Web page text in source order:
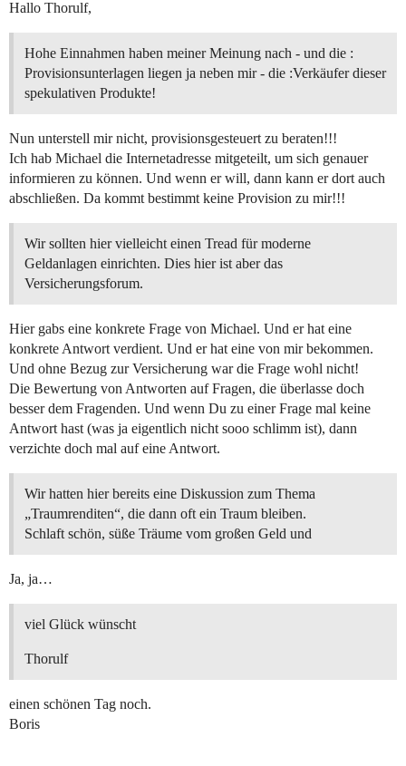
Hallo Thorulf,
Hohe Einnahmen haben meiner Meinung nach - und die :
Provisionsunterlagen liegen ja neben mir - die :Verkäufer dieser
spekulativen Produkte!
Nun unterstell mir nicht, provisionsgesteuert zu beraten!!!
Ich hab Michael die Internetadresse mitgeteilt, um sich genauer
informieren zu können. Und wenn er will, dann kann er dort auch
abschließen. Da kommt bestimmt keine Provision zu mir!!!
Wir sollten hier vielleicht einen Tread für moderne
Geldanlagen einrichten. Dies hier ist aber das
Versicherungsforum.
Hier gabs eine konkrete Frage von Michael. Und er hat eine
konkrete Antwort verdient. Und er hat eine von mir bekommen.
Und ohne Bezug zur Versicherung war die Frage wohl nicht!
Die Bewertung von Antworten auf Fragen, die überlasse doch
besser dem Fragenden. Und wenn Du zu einer Frage mal keine
Antwort hast (was ja eigentlich nicht sooo schlimm ist), dann
verzichte doch mal auf eine Antwort.
Wir hatten hier bereits eine Diskussion zum Thema
„Traumrenditen“, die dann oft ein Traum bleiben.
Schlaft schön, süße Träume vom großen Geld und
Ja, ja…
viel Glück wünscht
Thorulf
einen schönen Tag noch.
Boris